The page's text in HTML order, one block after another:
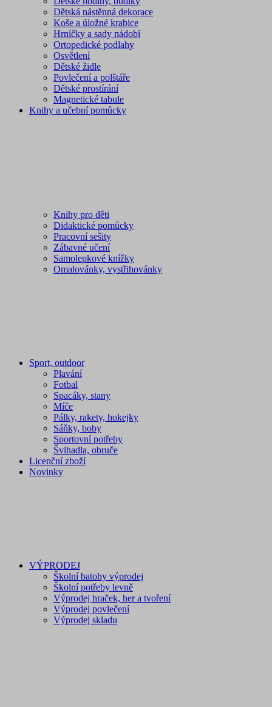
Dětská nástěnná dekorace
Koše a úložné krabice
Hrníčky a sady nádobí
Ortopedické podlahy
Osvětlení
Dětské židle
Povlečení a polštáře
Dětské prostírání
Magnetické tabule
Knihy a učební pomůcky
Knihy pro děti
Didaktické pomůcky
Pracovní sešity
Zábavné učení
Samolepkové knížky
Omalovánky, vystřihovánky
Sport, outdoor
Plavání
Fotbal
Spacáky, stany
Míče
Pálky, rakety, hokejky
Sáňky, boby
Sportovní potřeby
Švihadla, obruče
Licenční zboží
Novinky
VÝPRODEJ
Školní batohy výprodej
Školní potřeby levně
Výprodej hraček, her a tvoření
Výprodej povlečení
Výprodej skladu